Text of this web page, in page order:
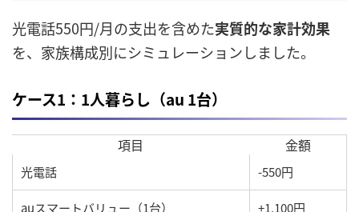
光電話550円/月の支出を含めた実質的な家計効果
を、家族構成別にシミュレーションしました。
ケース1：1人暮らし（au 1台）
項目 金額
光電話 -550円
auスマートバリュー（1台） +1,100円